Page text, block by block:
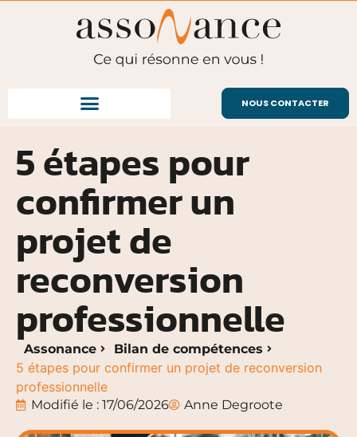
NOUS CONTACTER
5 étapes pour
confirmer un
projet de
reconversion
professionnelle
Assonance Bilan de compétences
5 étapes pour confirmer un projet de reconversion
professionnelle
Modifié le : 17/06/2026 Anne Degroote